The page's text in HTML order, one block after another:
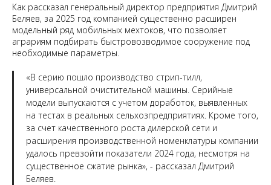
Как рассказал генеральный директор предприятия Дмитрий
Беляев, за 2025 год компанией существенно расширен
модельный ряд мобильных мехтоков, что позволяет
аграриям подбирать быстровозводимое сооружение под
необходимые параметры.
«В серию пошло производство стрип-тилл,
универсальной очистительной машины. Серийные
модели выпускаются с учетом доработок, выявленных
на тестах в реальных сельхозпредприятиях. Кроме того,
за счет качественного роста дилерской сети и
расширения производственной номенклатуры компании
удалось превзойти показатели 2024 года, несмотря на
существенное сжатие рынка», - рассказал Дмитрий
Беляев.